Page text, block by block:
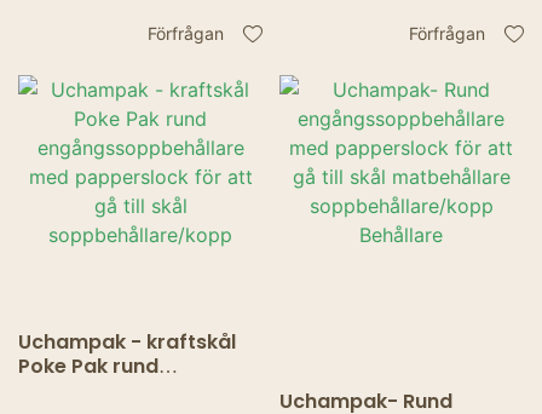
Förfrågan
varm/kall matbehållare
Förfrågan
Uchampak - kraftskål
Poke Pak rund
Uchampak- Rund